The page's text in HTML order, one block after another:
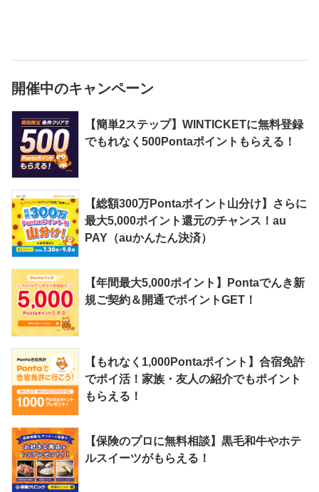
開催中のキャンペーン
【簡単2ステップ】WINTICKETに無料登録
でもれなく500Pontaポイントもらえる！
【総額300万Pontaポイント山分け】さらに
最大5,000ポイント還元のチャンス！au
PAY（auかんたん決済）
【年間最大5,000ポイント】Pontaでんき新
規ご契約＆開通でポイントGET！
【もれなく1,000Pontaポイント】合宿免許
でポイ活！家族・友人の紹介でもポイント
もらえる！
【保険のプロに無料相談】黒毛和牛やホテ
ルスイーツがもらえる！